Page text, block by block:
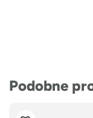
Podobne